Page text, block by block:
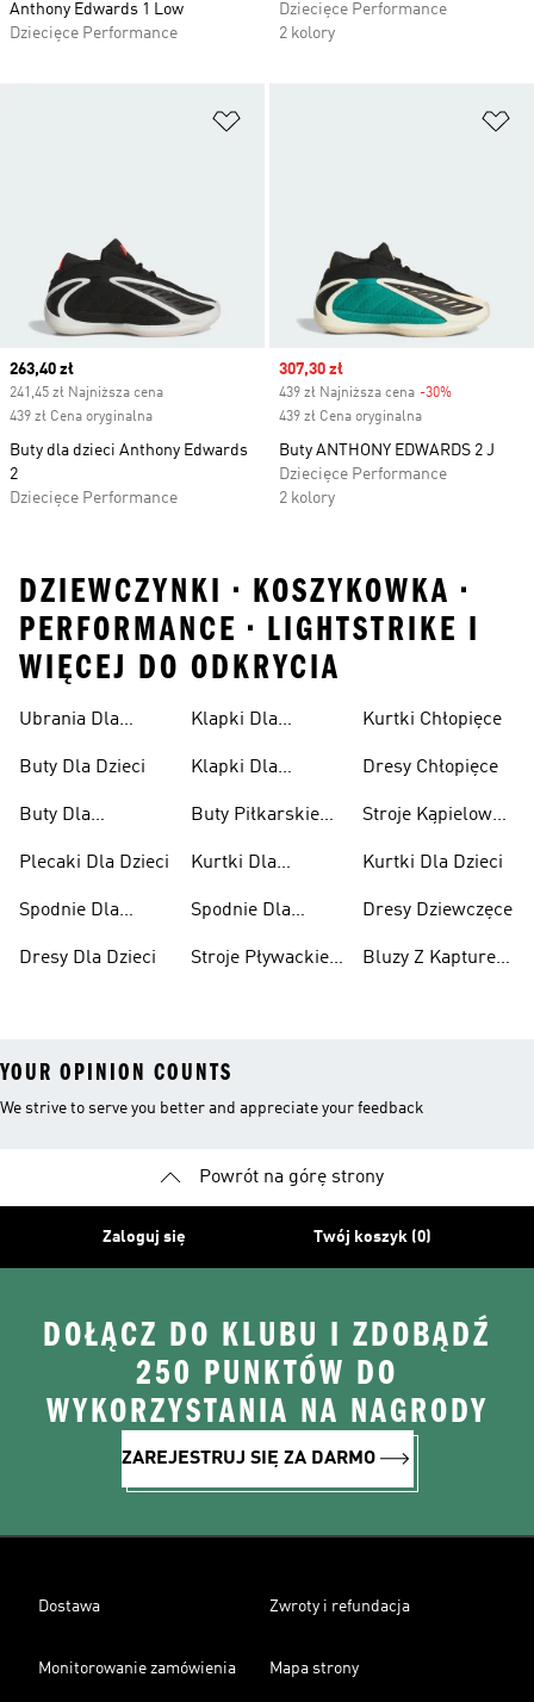
Anthony Edwards 1 Low
Dziecięce Performance
Dziecięce Performance
2 kolory
Current price
263,40 zł
241,45 zł Najniższa cena
439 zł Cena oryginalna
Buty dla dzieci Anthony Edwards
2
Dziecięce Performance
Sale price
307,30 zł
439 zł Najniższa cena -30%
439 zł Cena oryginalna
Buty ANTHONY EDWARDS 2 J
Dziecięce Performance
2 kolory
DZIEWCZYNKI • KOSZYKOWKA •
PERFORMANCE • LIGHTSTRIKE I
WIĘCEJ DO ODKRYCIA
Ubrania Dla
Buty Dla Dzieci
Buty Dla
Plecaki Dla Dzieci
Spodnie Dla
Dresy Dla Dzieci
Klapki Dla
Klapki Dla
Buty Piłkarskie
Kurtki Dla
Spodnie Dla
Stroje Pływackie
Kurtki Chłopięce
Dresy Chłopięce
Stroje Kąpielowe
Kurtki Dla Dzieci
Dresy Dziewczęce
Bluzy Z Kapturem
YOUR OPINION COUNTS
We strive to serve you better and appreciate your feedback
Powrót na górę strony
Zaloguj się Twój koszyk (0)
DOŁĄCZ DO KLUBU I ZDOBĄDŹ
250 PUNKTÓW DO
WYKORZYSTANIA NA NAGRODY
ZAREJESTRUJ SIĘ ZA DARMO
Dostawa Zwroty i refundacja
Monitorowanie zamówienia Mapa strony